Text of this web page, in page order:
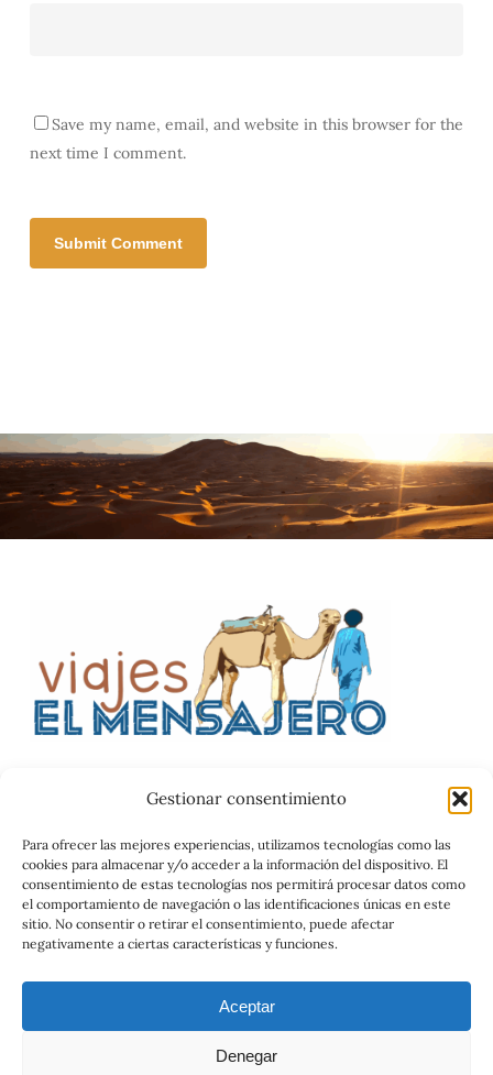
Gestionar consentimiento
Para ofrecer las mejores experiencias, utilizamos tecnologías como las
cookies para almacenar y/o acceder a la información del dispositivo. El
consentimiento de estas tecnologías nos permitirá procesar datos como
el comportamiento de navegación o las identificaciones únicas en este
sitio. No consentir o retirar el consentimiento, puede afectar
negativamente a ciertas características y funciones.
Aceptar
Denegar
Save my name, email, and website in this browser for the
next time I comment.
Contrato